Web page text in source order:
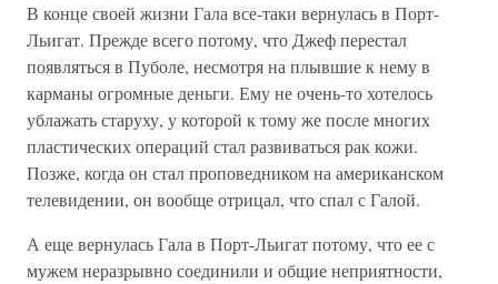
В конце своей жизни Гала все-таки вернулась в Порт-
Льигат. Прежде всего потому, что Джеф перестал
появляться в Пуболе, несмотря на плывшие к нему в
карманы огромные деньги. Ему не очень-то хотелось
ублажать старуху, у которой к тому же после многих
пластических операций стал развиваться рак кожи.
Позже, когда он стал проповедником на американском
телевидении, он вообще отрицал, что спал с Галой.
А еще вернулась Гала в Порт-Льигат потому, что ее с
мужем неразрывно соединили и общие неприятности,